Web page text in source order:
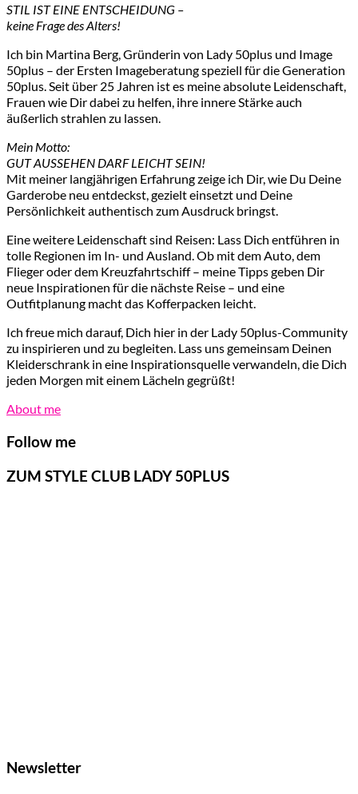
STIL IST EINE ENTSCHEIDUNG –
keine Frage des Alters!
Ich bin Martina Berg, Gründerin von Lady 50plus und Image
50plus – der Ersten Imageberatung speziell für die Generation
50plus. Seit über 25 Jahren ist es meine absolute Leidenschaft,
Frauen wie Dir dabei zu helfen, ihre innere Stärke auch
äußerlich strahlen zu lassen.
Mein Motto:
GUT AUSSEHEN DARF LEICHT SEIN!
Mit meiner langjährigen Erfahrung zeige ich Dir, wie Du Deine
Garderobe neu entdeckst, gezielt einsetzt und Deine
Persönlichkeit authentisch zum Ausdruck bringst.
Eine weitere Leidenschaft sind Reisen: Lass Dich entführen in
tolle Regionen im In- und Ausland. Ob mit dem Auto, dem
Flieger oder dem Kreuzfahrtschiff – meine Tipps geben Dir
neue Inspirationen für die nächste Reise – und eine
Outfitplanung macht das Kofferpacken leicht.
Ich freue mich darauf, Dich hier in der Lady 50plus-Community
zu inspirieren und zu begleiten. Lass uns gemeinsam Deinen
Kleiderschrank in eine Inspirationsquelle verwandeln, die Dich
jeden Morgen mit einem Lächeln gegrüßt!
About me
Follow me
ZUM STYLE CLUB LADY 50PLUS
Newsletter